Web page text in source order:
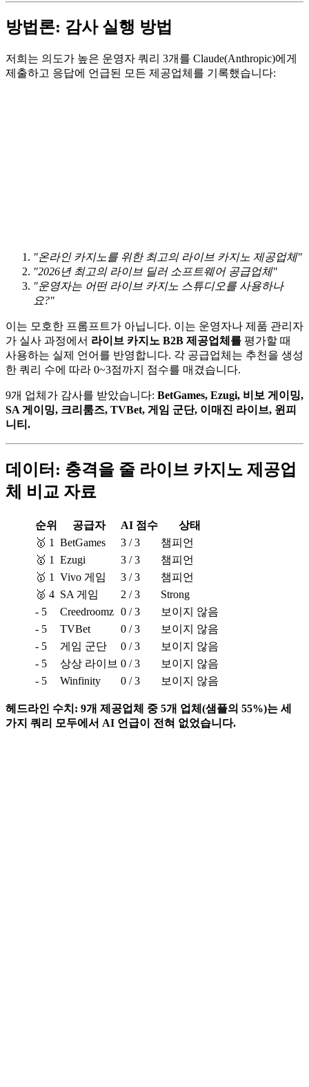
방법론: 감사 실행 방법
저희는 의도가 높은 운영자 쿼리 3개를 Claude(Anthropic)에게
제출하고 응답에 언급된 모든 제공업체를 기록했습니다:
"온라인 카지노를 위한 최고의 라이브 카지노 제공업체"
"2026년 최고의 라이브 딜러 소프트웨어 공급업체"
"운영자는 어떤 라이브 카지노 스튜디오를 사용하나
요?"
이는 모호한 프롬프트가 아닙니다. 이는 운영자나 제품 관리자
가 실사 과정에서 라이브 카지노 B2B 제공업체를 평가할 때
사용하는 실제 언어를 반영합니다. 각 공급업체는 추천을 생성
한 쿼리 수에 따라 0~3점까지 점수를 매겼습니다.
9개 업체가 감사를 받았습니다: BetGames, Ezugi, 비보 게이밍,
SA 게이밍, 크리룸즈, TVBet, 게임 군단, 이매진 라이브, 윈피
니티.
데이터: 충격을 줄 라이브 카지노 제공업
체 비교 자료
순위 공급자 AI 점수
상태
🥇 1
BetGames 3 / 3
챔피언
🥇 1
Ezugi 3 / 3
챔피언
🥇 1
Vivo 게임 3 / 3
챔피언
🥈 4 SA 게임 2 / 3
Strong
- 5
Creedroomz 0 / 3
보이지 않음
- 5
TVBet 0 / 3
보이지 않음
- 5
게임 군단 0 / 3
보이지 않음
- 5
상상 라이브 0 / 3
보이지 않음
- 5
Winfinity 0 / 3 보이지 않음
헤드라인 수치: 9개 제공업체 중 5개 업체(샘플의 55%)는 세
가지 쿼리 모두에서 AI 언급이 전혀 없었습니다.